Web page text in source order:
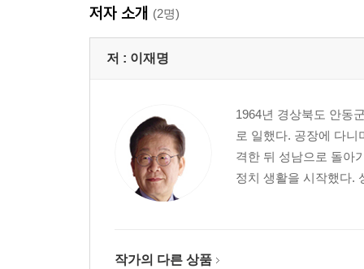
사골곰탕/장어구이
8. 혼밥이지만 우아하게
볶음우동/명란비빔밥/숙주장조림볶음밥
점심상:바나나블루베리주스/핫샌드위치
저녁상: 닭볶음탕/멸치아몬드볶음/애호박새우젓무
두 번째. 아내의 밥상
1. 남편의 입맛을 바꾼 마법의 양식
저자 소개 (2명)
저 : 이재명
1964년 경상북도 안동
로 일했다. 공장에 다
격한 뒤 성남으로 돌아
정치 생활을 시작했다.
작가의 다른 상품